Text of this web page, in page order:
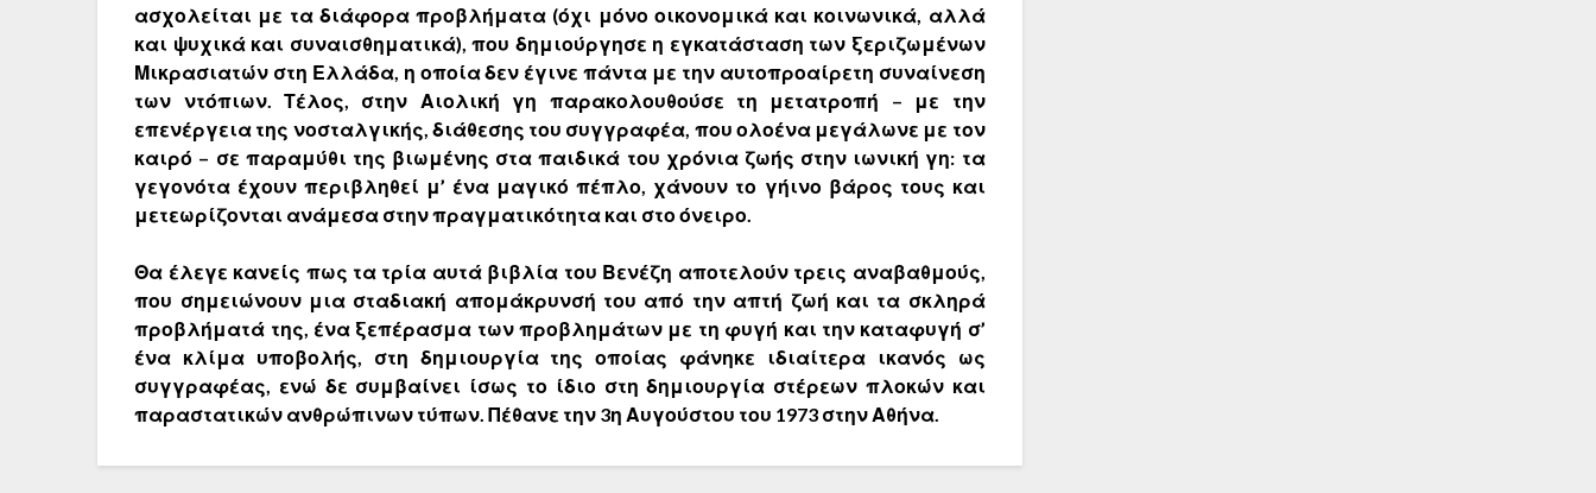
ασχολείται με τα διάφορα προβλήματα (όχι μόνο οικονομικά και κοινωνικά, αλλά
και ψυχικά και συναισθηματικά), που δημιούργησε η εγκατάσταση των ξεριζωμένων
Μικρασιατών στη Ελλάδα, η οποία δεν έγινε πάντα με την αυτοπροαίρετη συναίνεση
των ντόπιων. Τέλος, στην Αιολική γη παρακολουθούσε τη μετατροπή – με την
επενέργεια της νοσταλγικής, διάθεσης του συγγραφέα, που ολοένα μεγάλωνε με τον
καιρό – σε παραμύθι της βιωμένης στα παιδικά του χρόνια ζωής στην ιωνική γη: τα
γεγονότα έχουν περιβληθεί μ’ ένα μαγικό πέπλο, χάνουν το γήινο βάρος τους και
μετεωρίζονται ανάμεσα στην πραγματικότητα και στο όνειρο.
Θα έλεγε κανείς πως τα τρία αυτά βιβλία του Βενέζη αποτελούν τρεις αναβαθμούς,
που σημειώνουν μια σταδιακή απομάκρυνσή του από την απτή ζωή και τα σκληρά
προβλήματά της, ένα ξεπέρασμα των προβλημάτων με τη φυγή και την καταφυγή σ’
ένα κλίμα υποβολής, στη δημιουργία της οποίας φάνηκε ιδιαίτερα ικανός ως
συγγραφέας, ενώ δε συμβαίνει ίσως το ίδιο στη δημιουργία στέρεων πλοκών και
παραστατικών ανθρώπινων τύπων. Πέθανε την 3η Αυγούστου του 1973 στην Αθήνα.